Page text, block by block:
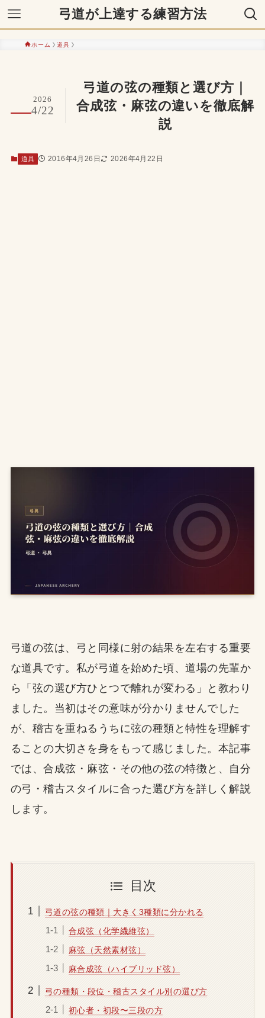
弓道が上達する練習方法
ホーム 道具
弓道の弦の種類と選び方｜
合成弦・麻弦の違いを徹底解
説
2026
4/22
道具 2016年4月26日 2026年4月22日
弓道の弦は、弓と同様に射の結果を左右する重要
な道具です。私が弓道を始めた頃、道場の先輩か
ら「弦の選び方ひとつで離れが変わる」と教わり
ました。当初はその意味が分かりませんでした
が、稽古を重ねるうちに弦の種類と特性を理解す
ることの大切さを身をもって感じました。本記事
では、合成弦・麻弦・その他の弦の特徴と、自分
の弓・稽古スタイルに合った選び方を詳しく解説
します。
目次
弓道の弦の種類｜大きく3種類に分かれる
合成弦（化学繊維弦）
麻弦（天然素材弦）
麻合成弦（ハイブリッド弦）
弓の種類・段位・稽古スタイル別の選び方
初心者・初段〜三段の方